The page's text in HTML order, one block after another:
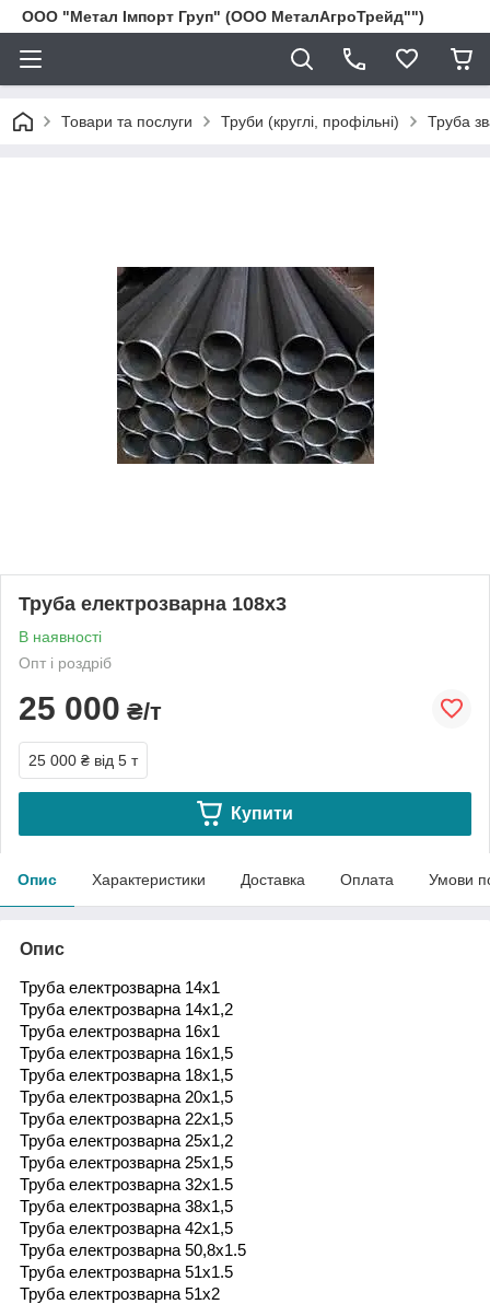
ООО "Метал Імпорт Груп" (ООО МеталАгроТрейд"")
Товари та послуги Труби (круглі, профільні) Труба
Труба електрозварна 108х3
В наявності
Опт і роздріб
25 000 ₴/т
25 000 ₴ від 5 т
Купити
Опис Характеристики Доставка Оплата Умови
Опис
Труба електрозварна 14х1
Труба електрозварна 14х1,2
Труба електрозварна 16х1
Труба електрозварна 16х1,5
Труба електрозварна 18х1,5
Труба електрозварна 20х1,5
Труба електрозварна 22х1,5
Труба електрозварна 25х1,2
Труба електрозварна 25х1,5
Труба електрозварна 32х1.5
Труба електрозварна 38х1,5
Труба електрозварна 42х1,5
Труба електрозварна 50,8х1.5
Труба електрозварна 51х1.5
Труба електрозварна 51х2